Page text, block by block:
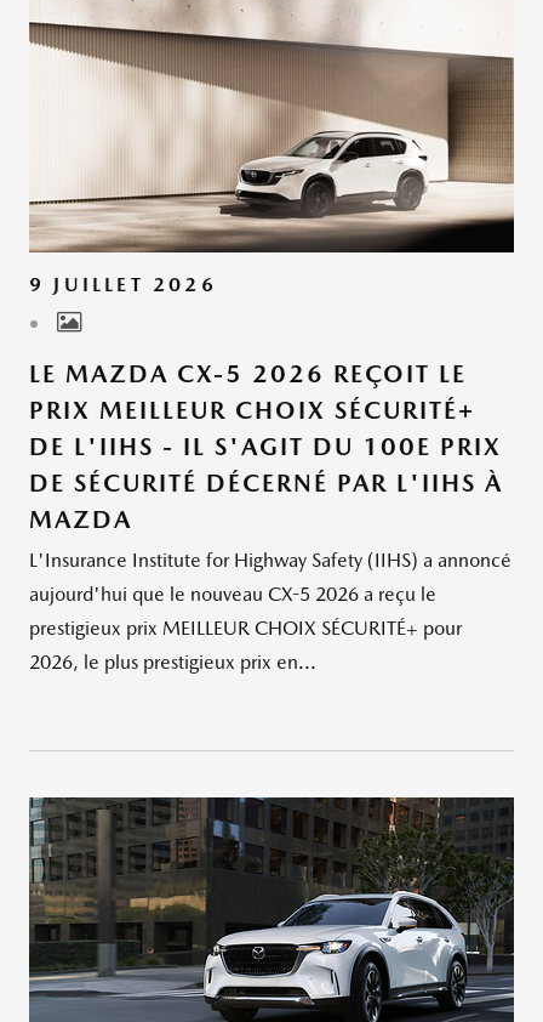
9 JUILLET 2026
LE MAZDA CX-5 2026 REÇOIT LE
PRIX MEILLEUR CHOIX SÉCURITÉ+
DE L'IIHS - IL S'AGIT DU 100E PRIX
DE SÉCURITÉ DÉCERNÉ PAR L'IIHS À
MAZDA
L'Insurance Institute for Highway Safety (IIHS) a annoncé
aujourd'hui que le nouveau CX-5 2026 a reçu le
prestigieux prix MEILLEUR CHOIX SÉCURITÉ+ pour
2026, le plus prestigieux prix en...